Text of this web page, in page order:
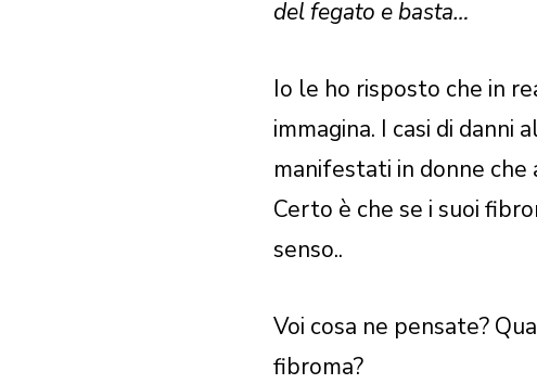
del fegato e basta…
Io le ho risposto che in
immagina. I casi di danni
manifestati in donne che
Certo è che se i suoi
senso..
Voi cosa ne pensate?
fibroma?